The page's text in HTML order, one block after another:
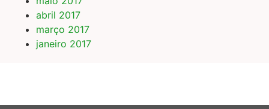
abril 2017
março 2017
janeiro 2017